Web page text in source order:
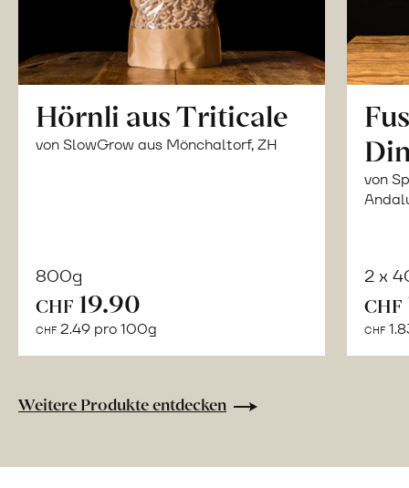
Hörnli aus Triticale
von SlowGrow aus Mönchaltorf, ZH
800g
CHF 19.90
CHF 2.49 pro 100g
von
2 x
CHF
CHF
Weitere Produkte entdecken